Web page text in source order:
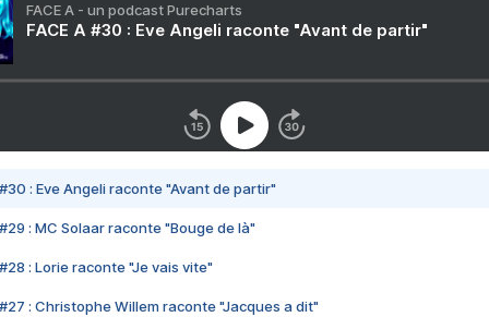
FACE A - un podcast Purecharts
FACE A #30 : Eve Angeli raconte "Avant de partir"
#30 : Eve Angeli raconte "Avant de partir"
#29 : MC Solaar raconte "Bouge de là"
#28 : Lorie raconte "Je vais vite"
#27 : Christophe Willem raconte "Jacques a dit"